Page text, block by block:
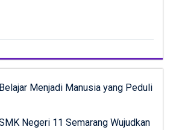
Belajar Menjadi Manusia yang Peduli
Negeri 11 Semarang Wujudkan